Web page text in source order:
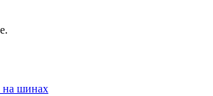
на шинах